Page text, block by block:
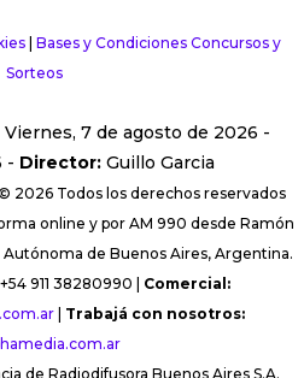
| Bases y Condiciones Concursos y
Sorteos
Viernes, 7 de agosto de 2026 -
- Director:Guillo Garcia
2026 Todos los derechos reservados
online y por AM 990 desde Ramón
Autónoma de Buenos Aires, Argentina.
+54 911 38280990 | Comercial:
| Trabajá con nosotros:
de Radiodifusora Buenos Aires S.A.